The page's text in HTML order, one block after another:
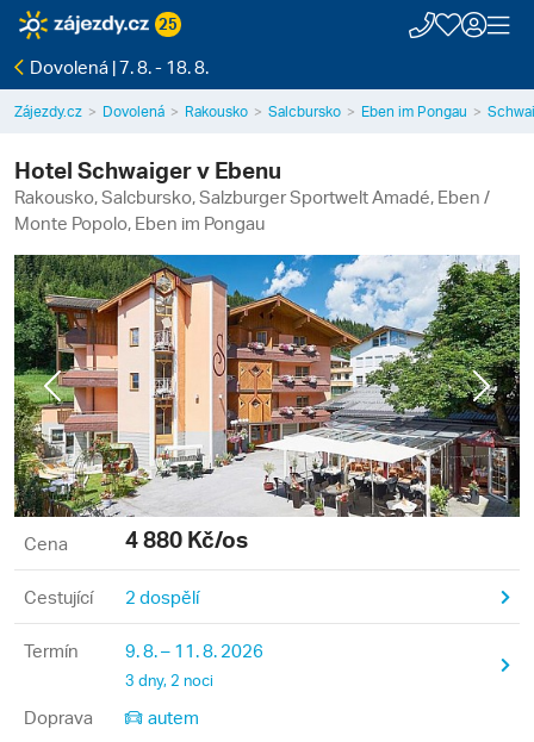
25
Dovolená | 7. 8. - 18. 8.
Zájezdy.cz Dovolená Rakousko Salcbursko Eben im Pongau
Hotel Schwaiger v Ebenu
Rakousko, Salcbursko, Salzburger Sportwelt Amadé, Eben /
Monte Popolo, Eben im Pongau
Previous Next
Cena 4 880 Kč/os
Cestující 2 dospělí
Termín 9. 8. – 11. 8. 2026
3 dny, 2 noci
Doprava
autem